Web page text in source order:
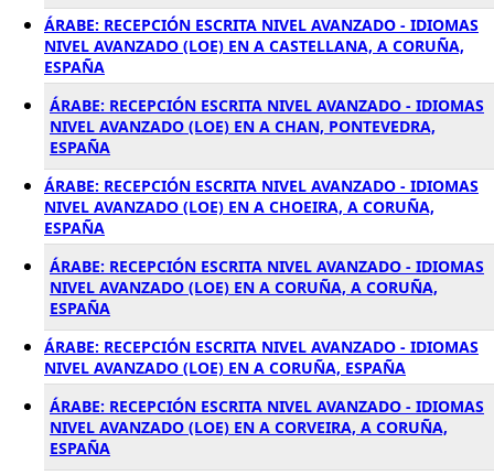
ÁRABE: RECEPCIÓN ESCRITA NIVEL AVANZADO - IDIOMAS
NIVEL AVANZADO (LOE) EN A CASTELLANA, A CORUÑA,
ESPAÑA
ÁRABE: RECEPCIÓN ESCRITA NIVEL AVANZADO - IDIOMAS
NIVEL AVANZADO (LOE) EN A CHAN, PONTEVEDRA,
ESPAÑA
ÁRABE: RECEPCIÓN ESCRITA NIVEL AVANZADO - IDIOMAS
NIVEL AVANZADO (LOE) EN A CHOEIRA, A CORUÑA,
ESPAÑA
ÁRABE: RECEPCIÓN ESCRITA NIVEL AVANZADO - IDIOMAS
NIVEL AVANZADO (LOE) EN A CORUÑA, A CORUÑA,
ESPAÑA
ÁRABE: RECEPCIÓN ESCRITA NIVEL AVANZADO - IDIOMAS
NIVEL AVANZADO (LOE) EN A CORUÑA, ESPAÑA
ÁRABE: RECEPCIÓN ESCRITA NIVEL AVANZADO - IDIOMAS
NIVEL AVANZADO (LOE) EN A CORVEIRA, A CORUÑA,
ESPAÑA